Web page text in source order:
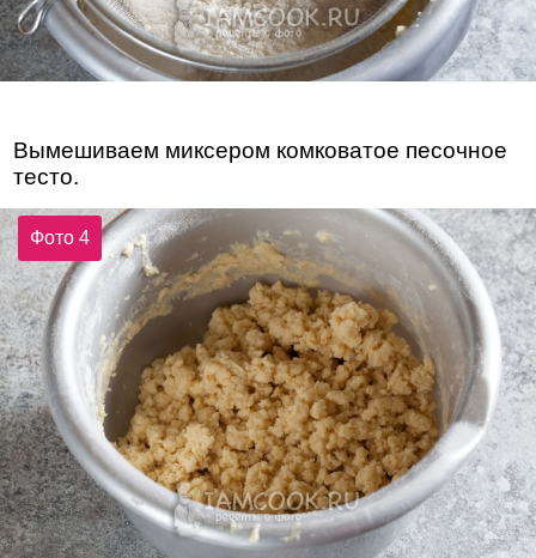
Вымешиваем миксером комковатое песочное
тесто.
Фото 4